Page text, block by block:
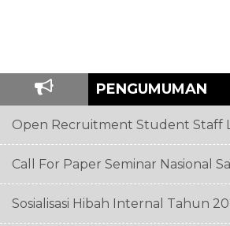
PENGUMUMAN
Open Recruitment Student Staff
Call For Paper Seminar Nasional
Sosialisasi Hibah Internal Tahun